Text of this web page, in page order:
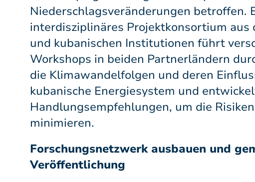
Niederschlagsveränderungen betroffen.
interdisziplinäres Projektkonsortium aus
und kubanischen Institutionen führt
Workshops in beiden Partnerländern
die Klimawandelfolgen und deren
kubanische Energiesystem und
Handlungsempfehlungen, um die
minimieren.
Forschungsnetzwerk ausbauen und
Veröffentlichung